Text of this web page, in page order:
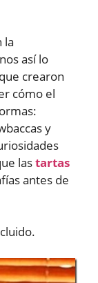
la
así lo
crearon
cómo el
y
lastartas
antes de